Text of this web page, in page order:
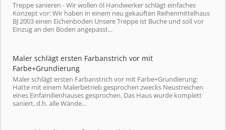
Treppe sanieren - Wir wollen öl Handwerker schlägt einfaches
Konzept vor: Wir haben in einem neu gekauften Reihenmittelhaus
BJ 2003 einen Eichenboden Unsere Treppe ist Buche und soll vor
Einzug an den Boden angepasst...
Maler schlägt ersten Farbanstrich vor mit
Farbe+Grundierung
Maler schlägt ersten Farbanstrich vor mit Farbe+Grundierung:
Hatte mit einem Malerbetrieb gesprochen zwecks Neustreichen
eines Einfamilienhauses gesprochen. Das Haus wurde komplett
saniert, d.h. alle Wände...